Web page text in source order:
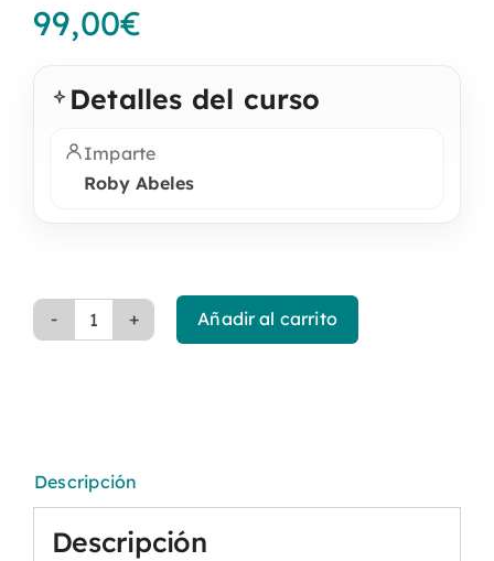
99,00€
Detalles del curso
Imparte
Roby Abeles
Trauma
Abeles
cantidad
Añadir al carrito
Descripción
Descripción